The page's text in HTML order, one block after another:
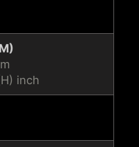
inch